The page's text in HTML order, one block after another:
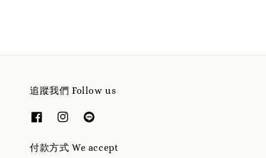
追蹤我們 Follow us
付款方式 We accept